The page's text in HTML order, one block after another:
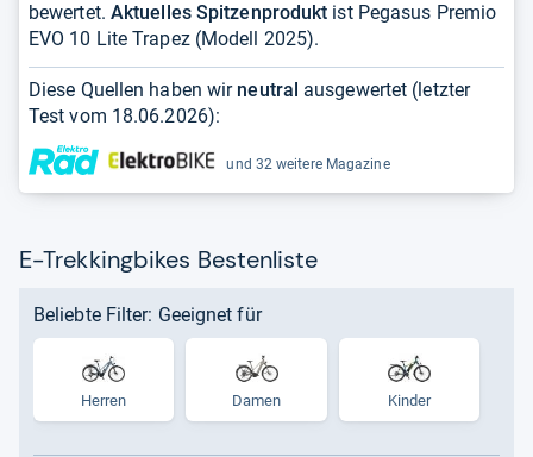
mit
bewertet. Aktuelles Spitzenprodukt ist Pegasus Premio
EVO 10 Lite Trapez (Modell 2025).
Diese Quellen haben wir neutral ausgewertet (letzter
Test vom 18.06.2026):
und 32 weitere Magazine
E-Trekkingbikes Bestenliste
Beliebte Filter: Geeignet für
Herren Damen Kinder